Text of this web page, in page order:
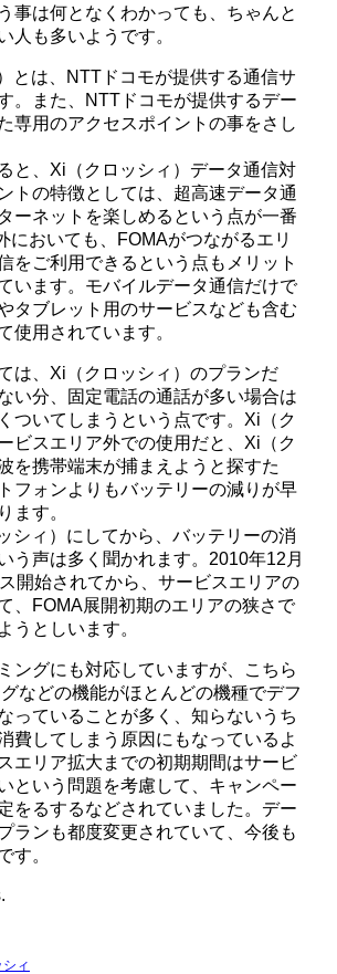
事は何となくわかっても、ちゃんと
人も多いようです。
とは、NTTドコモが提供する通信サ
。また、NTTドコモが提供するデー
専用のアクセスポイントの事をさし
と、Xi（クロッシィ）データ通信対
トの特徴としては、超高速データ通
ーネットを楽しめるという点が一番
においても、FOMAがつながるエリ
をご利用できるという点もメリット
います。モバイルデータ通信だけで
タブレット用のサービスなども含む
使用されています。
は、Xi（クロッシィ）のプランだ
い分、固定電話の通話が多い場合は
ついてしまうという点です。Xi（ク
ビスエリア外での使用だと、Xi（ク
を携帯端末が捕まえようと探すた
フォンよりもバッテリーの減りが早
ます。
シィ）にしてから、バッテリーの消
う声は多く聞かれます。2010年12月
開始されてから、サービスエリアの
、FOMA展開初期のエリアの狭さで
うとしいます。
ングにも対応していますが、こちら
などの機能がほとんどの機種でデフ
っていることが多く、知らないうち
費してしまう原因にもなっているよ
エリア拡大までの初期期間はサービ
という問題を考慮して、キャンペー
をるするなどされていました。デー
ランも都度変更されていて、今後も
す。
ィ